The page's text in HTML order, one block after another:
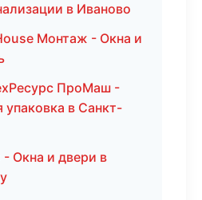
в Иваново
Монтаж - Окна и
ПроМаш -
в Санкт-
Окна и двери в